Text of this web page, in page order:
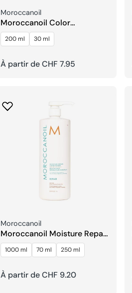
Fournisseur:
Moroccanoil
Moroccanoil Color
Depositing Masque
200 ml 30 ml
Prix
À partir de CHF 7.95
Fournisseur:
Moroccanoil
Moroccanoil Moisture Repair
l’après shampoing
1000 ml 70 ml 250 ml
Prix
À partir de CHF 9.20